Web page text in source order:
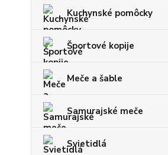
Kuchynské pomôcky
Športové kopije
Meče a šable
Samurajské meče
Svietidlá